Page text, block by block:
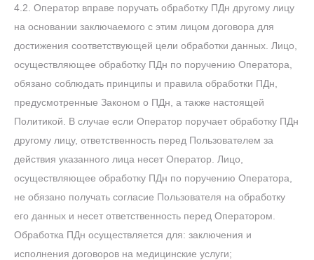
4.2. Оператор вправе поручать обработку ПДн другому лицу
на основании заключаемого с этим лицом договора для
достижения соответствующей цели обработки данных. Лицо,
осуществляющее обработку ПДн по поручению Оператора,
обязано соблюдать принципы и правила обработки ПДн,
предусмотренные Законом о ПДн, а также настоящей
Политикой. В случае если Оператор поручает обработку ПДн
другому лицу, ответственность перед Пользователем за
действия указанного лица несет Оператор. Лицо,
осуществляющее обработку ПДн по поручению Оператора,
не обязано получать согласие Пользователя на обработку
его данных и несет ответственность перед Оператором.
Обработка ПДн осуществляется для: заключения и
исполнения договоров на медицинские услуги;